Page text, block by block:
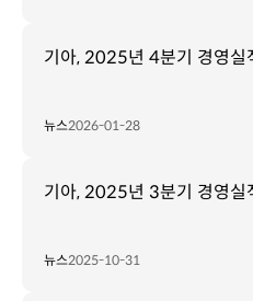
기아, 2025년 4분기 경영실
뉴스2026-01-28
기아, 2025년 3분기 경영실
뉴스2025-10-31